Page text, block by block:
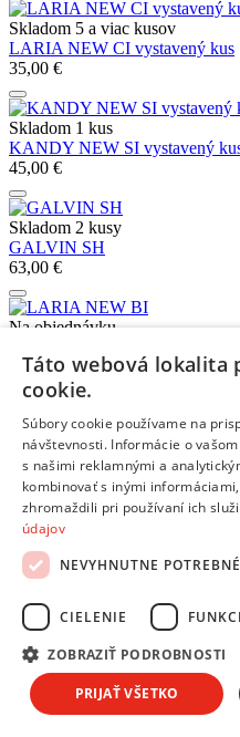
Skladom 5 a viac kusov
LARIA NEW CI vystavený kus
35,00 €
Skladom 1 kus
KANDY NEW SI vystavený
45,00 €
Skladom 2 kusy
GALVIN SH
63,00 €
Na objednávku
36,00 €
Na objednávku
KANDY NEW 2 TA
45,00 €
Žiadne dostupné recenzie
Pridať hodnotenie
Hodnotenie produktu:
Tvoj email:
Tvoje meno:*
Email nebude zverejnený
Táto webová lokalita
cookie.
Súbory cookie používame na
návštevnosti. Informácie o
s našimi reklamnými a
kombinovať s inými
zhromaždili pri používaní ich
údajov
NEVYHNUTNE POTREBNÉ
CIELENIE
ZOBRAZIŤ PODROBNOSTI
PRIJAŤ VŠETKO